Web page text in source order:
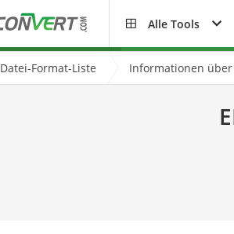
Alle Tools
Datei-Format-Liste Informationen über